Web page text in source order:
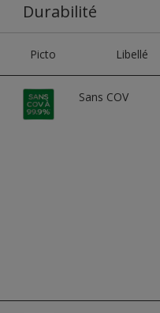
Durabilité
Picto Libellé
Sans COV